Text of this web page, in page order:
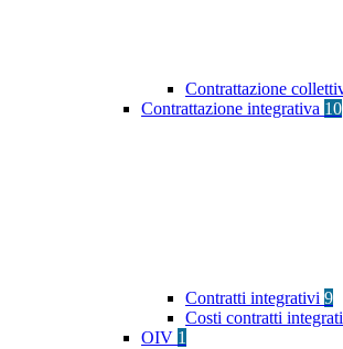
Contrattazione
Contrattazione integrativa 10
Contratti integrativi 9
Costi contratti
OIV 1